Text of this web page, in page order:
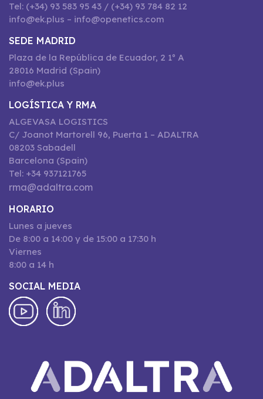
Tel: (+34) 93 583 95 43 / (+34) 93 784 82 12
info@ek.plus – info@openetics.com
SEDE MADRID
Plaza de la República de Ecuador, 2 1º A
28016 Madrid (Spain)
info@ek.plus
LOGÍSTICA Y RMA
ALGEVASA LOGISTICS
C/ Joanot Martorell 96, Puerta 1 – ADALTRA
08203 Sabadell
Barcelona (Spain)
Tel: +34 937121765
rma@adaltra.com
HORARIO
Lunes a jueves
De 8:00 a 14:00 y de 15:00 a 17:30 h
Viernes
8:00 a 14 h
SOCIAL MEDIA